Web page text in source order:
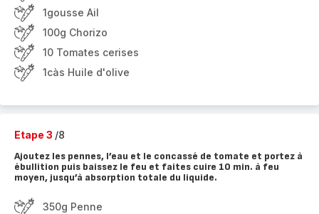
1gousse Ail
100g Chorizo
10 Tomates cerises
1càs Huile d'olive
Etape 3 /8
Ajoutez les pennes, l’eau et le concassé de tomate et portez à
ébullition puis baissez le feu et faites cuire 10 min. à feu
moyen, jusqu’à absorption totale du liquide.
350g Penne